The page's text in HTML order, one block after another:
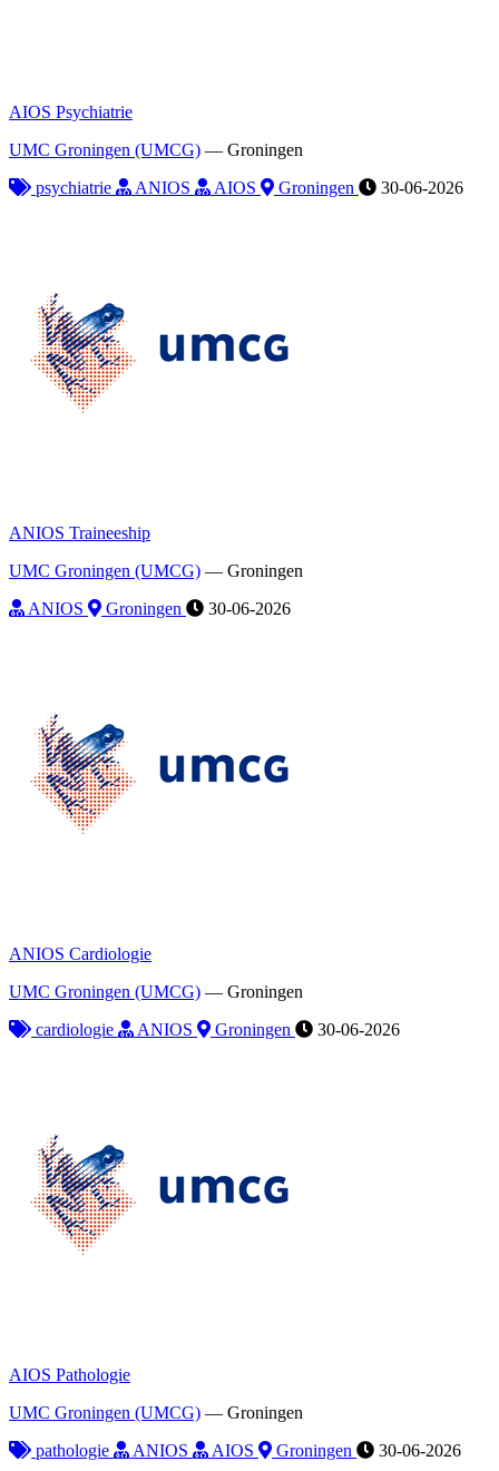
AIOS Psychiatrie
UMC Groningen (UMCG) — Groningen
psychiatrie
ANIOS AIOS Groningen 30-06-2026
ANIOS Traineeship
UMC Groningen (UMCG) — Groningen
ANIOS
Groningen 30-06-2026
ANIOS Cardiologie
UMC Groningen (UMCG) — Groningen
cardiologie
ANIOS Groningen 30-06-2026
AIOS Pathologie
UMC Groningen (UMCG) — Groningen
pathologie
ANIOS AIOS Groningen 30-06-2026